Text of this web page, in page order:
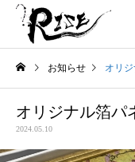
お知らせ オリ
オリジナル箔パ
2024.05.10